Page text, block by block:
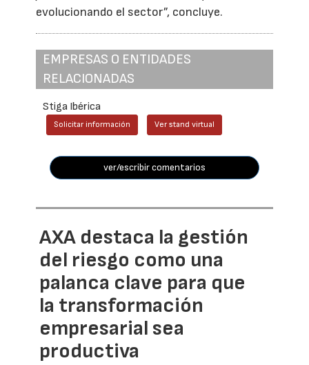
evolucionando el sector”, concluye.
EMPRESAS O ENTIDADES
RELACIONADAS
Stiga Ibérica
Solicitar información Ver stand virtual
ver/escribir comentarios
AXA destaca la gestión
del riesgo como una
palanca clave para que
la transformación
empresarial sea
productiva